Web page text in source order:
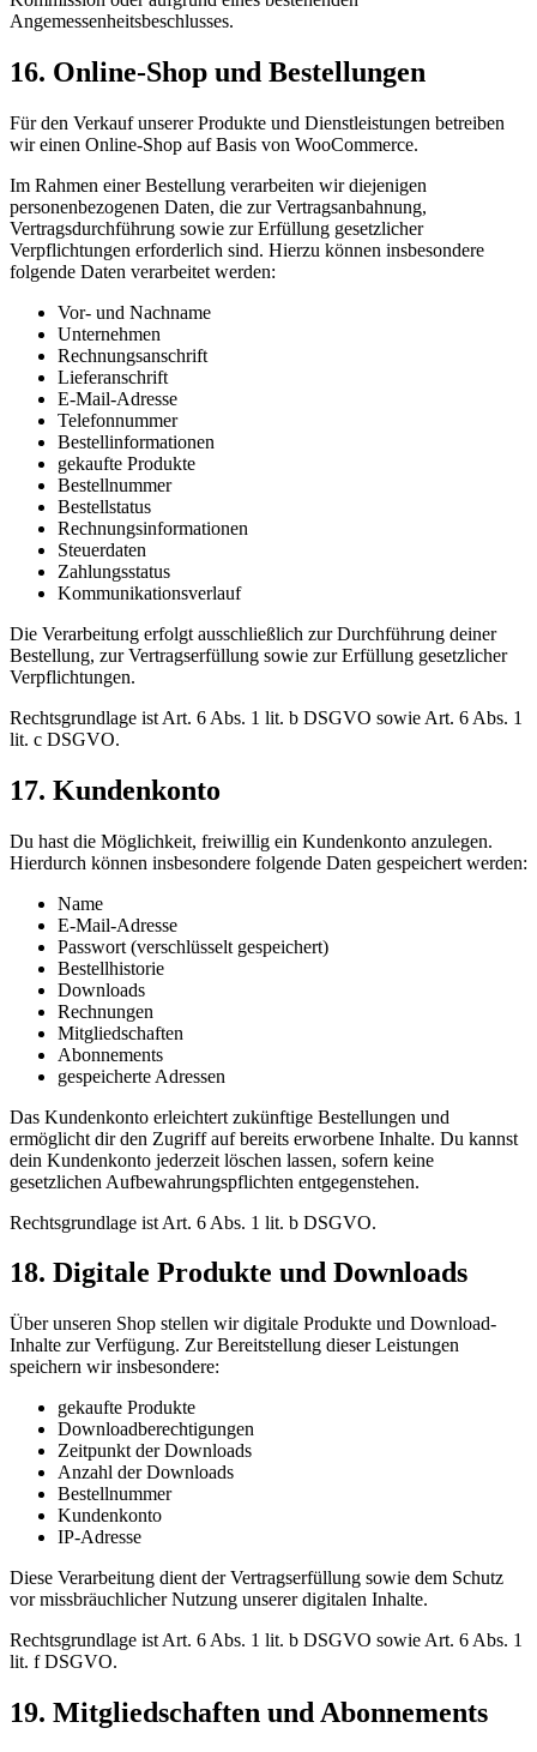
Angemessenheitsbeschlusses.
16. Online-Shop und Bestellungen
Für den Verkauf unserer Produkte und Dienstleistungen betreiben
wir einen Online-Shop auf Basis von WooCommerce.
Im Rahmen einer Bestellung verarbeiten wir diejenigen
personenbezogenen Daten, die zur Vertragsanbahnung,
Vertragsdurchführung sowie zur Erfüllung gesetzlicher
Verpflichtungen erforderlich sind. Hierzu können insbesondere
folgende Daten verarbeitet werden:
Vor- und Nachname
Unternehmen
Rechnungsanschrift
Lieferanschrift
E-Mail-Adresse
Telefonnummer
Bestellinformationen
gekaufte Produkte
Bestellnummer
Bestellstatus
Rechnungsinformationen
Steuerdaten
Zahlungsstatus
Kommunikationsverlauf
Die Verarbeitung erfolgt ausschließlich zur Durchführung deiner
Bestellung, zur Vertragserfüllung sowie zur Erfüllung gesetzlicher
Verpflichtungen.
Rechtsgrundlage ist Art. 6 Abs. 1 lit. b DSGVO sowie Art. 6 Abs. 1
lit. c DSGVO.
17. Kundenkonto
Du hast die Möglichkeit, freiwillig ein Kundenkonto anzulegen.
Hierdurch können insbesondere folgende Daten gespeichert werden:
Name
E-Mail-Adresse
Passwort (verschlüsselt gespeichert)
Bestellhistorie
Downloads
Rechnungen
Mitgliedschaften
Abonnements
gespeicherte Adressen
Das Kundenkonto erleichtert zukünftige Bestellungen und
ermöglicht dir den Zugriff auf bereits erworbene Inhalte. Du kannst
dein Kundenkonto jederzeit löschen lassen, sofern keine
gesetzlichen Aufbewahrungspflichten entgegenstehen.
Rechtsgrundlage ist Art. 6 Abs. 1 lit. b DSGVO.
18. Digitale Produkte und Downloads
Über unseren Shop stellen wir digitale Produkte und Download-
Inhalte zur Verfügung. Zur Bereitstellung dieser Leistungen
speichern wir insbesondere:
gekaufte Produkte
Downloadberechtigungen
Zeitpunkt der Downloads
Anzahl der Downloads
Bestellnummer
Kundenkonto
IP-Adresse
Diese Verarbeitung dient der Vertragserfüllung sowie dem Schutz
vor missbräuchlicher Nutzung unserer digitalen Inhalte.
Rechtsgrundlage ist Art. 6 Abs. 1 lit. b DSGVO sowie Art. 6 Abs. 1
lit. f DSGVO.
19. Mitgliedschaften und Abonnements